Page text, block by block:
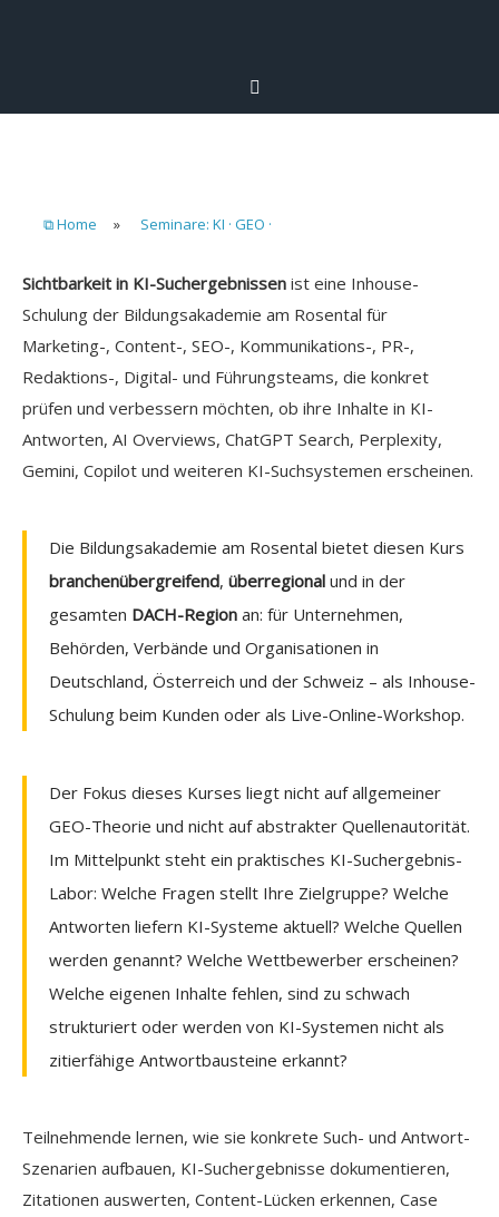
⧉ Home » Seminare: KI · GEO ·
Sichtbarkeit in KI-Suchergebnissen ist eine Inhouse-
Schulung der Bildungsakademie am Rosental für
Marketing-, Content-, SEO-, Kommunikations-, PR-,
Redaktions-, Digital- und Führungsteams, die konkret
prüfen und verbessern möchten, ob ihre Inhalte in KI-
Antworten, AI Overviews, ChatGPT Search, Perplexity,
Gemini, Copilot und weiteren KI-Suchsystemen erscheinen.
Die Bildungsakademie am Rosental bietet diesen Kurs
branchenübergreifend, überregional und in der
gesamten DACH-Region an: für Unternehmen,
Behörden, Verbände und Organisationen in
Deutschland, Österreich und der Schweiz – als Inhouse-
Schulung beim Kunden oder als Live-Online-Workshop.
Der Fokus dieses Kurses liegt nicht auf allgemeiner
GEO-Theorie und nicht auf abstrakter Quellenautorität.
Im Mittelpunkt steht ein praktisches KI-Suchergebnis-
Labor: Welche Fragen stellt Ihre Zielgruppe? Welche
Antworten liefern KI-Systeme aktuell? Welche Quellen
werden genannt? Welche Wettbewerber erscheinen?
Welche eigenen Inhalte fehlen, sind zu schwach
strukturiert oder werden von KI-Systemen nicht als
zitierfähige Antwortbausteine erkannt?
Teilnehmende lernen, wie sie konkrete Such- und Antwort-
Szenarien aufbauen, KI-Suchergebnisse dokumentieren,
Zitationen auswerten, Content-Lücken erkennen, Case